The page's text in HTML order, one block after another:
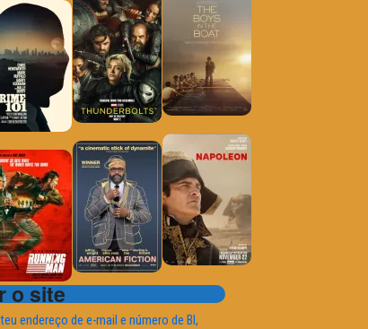
o site
endereço de e-mail e número de BI,